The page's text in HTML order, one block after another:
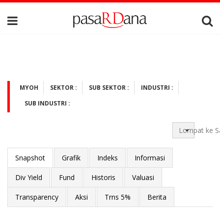
MYOH SEKTOR : SUB SEKTOR :
INDUSTRI :
SUB INDUSTRI :
Lompat ke
Snapshot Grafik Indeks Informasi
Div Yield Fund Historis Valuasi
Transparency Aksi Trns 5% Berita